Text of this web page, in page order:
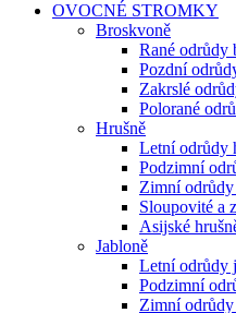
OVOCNÉ STROMKY
Broskvoně
Rané odrůdy
Pozdní
Zakrslé
Polorané
Hrušně
Letní odrůdy
Podzimní
Zimní
Sloupovité a
Asijské
Jabloně
Letní odrůdy
Podzimní
Zimní